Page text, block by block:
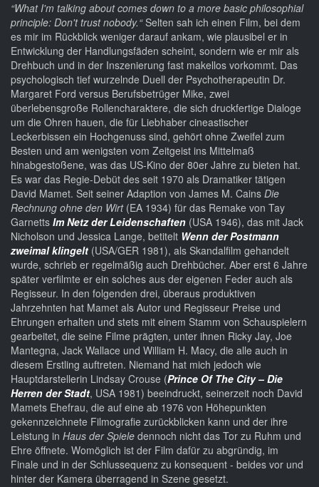
“What I'm talking about comes down to a more basic philosophial
principle: Don't trust nobody.“Selten sah ich einen Film, bei dem
es mir im Rückblick weniger darauf ankam, wie plausibel er in
Entwicklung der Handlungsfäden scheint, sondern wie er mir als
Drehbuch und in der Inszenierung fast makellos vorkommt. Das
psychologisch tief wurzelnde Duell der Psychotherapeutin Dr.
Margaret Ford versus Berufsbetrüger Mike, zwei
überlebensgroße Rollencharaktere, die sich druckfertige Dialoge
um die Ohren hauen, die für Liebhaber cineastischer
Leckerbissen ein Hochgenuss sind, gehört ohne Zweifel zum
Besten und am wenigsten vom Zeitgeist ins Mittelmaß
hinabgestoßene, was das US-Kino der 80er Jahre zu bieten hat.
Es war das Regie-Debüt des seit 1970 als Dramatiker tätigen
David Mamet. Seit seiner Adaption von James M. Cains Die
Rechnung ohne den Wirt(EA 1934) für das Remake von Tay
Garnetts Im Netz der Leidenschaften (USA 1946), das mit Jack
Nicholson und Jessica Lange, betitelt Wenn der Postmann
zweimal klingelt (USA/GER 1981), als Skandalfilm gehandelt
wurde, schrieb er regelmäßig auch Drehbücher. Aber erst 6 Jahre
später verfilmte er ein solches aus der eigenen Feder auch als
Regisseur. In den folgenden drei, überaus produktiven
Jahrzehnten hat Mamet als Autor und Regisseur Preise und
Ehrungen erhalten und stets mit einem Stamm von Schauspielern
gearbeitet, die seine Filme prägten, unter ihnen Ricky Jay, Joe
Mantegna, Jack Wallace und William H. Macy, die alle auch in
diesem Erstling auftreten. Niemand hat mich jedoch wie
Hauptdarstellerin Lindsay Crouse (Prince Of The City – Die
Herren der Stadt, USA 1981) beeindruckt, seinerzeit noch David
Mamets Ehefrau, die auf eine ab 1976 von Höhepunkten
gekennzeichnete Filmografie zurückblicken kann und der ihre
Leistung in Haus der Spiele dennoch nicht das Tor zu Ruhm und
Ehre öffnete. Womöglich ist der Film dafür zu abgründig, im
Finale und in der Schlussequenz zu konsequent - beides vor und
hinter der Kamera überragend in Szene gesetzt.